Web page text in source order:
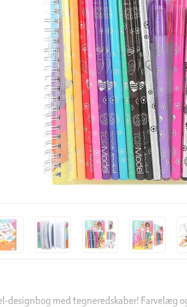
designbog med tegneredskaber! Farvelæg